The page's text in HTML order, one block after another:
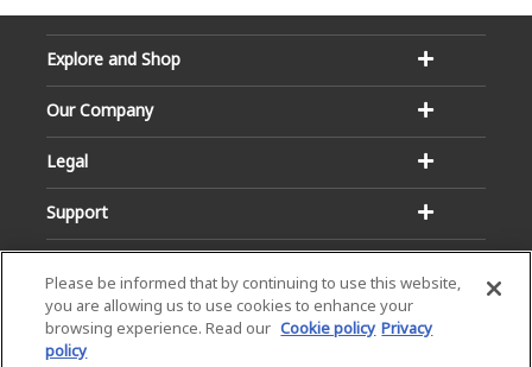
Explore and Shop
Our Company
Legal
Support
Please be informed that by continuing to use this website,
you are allowing us to use cookies to enhance your
browsing experience. Read our Cookie policy Privacy
policy